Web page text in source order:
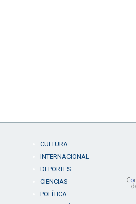
CULTURA
INTERNACIONAL
DEPORTES
CIENCIAS
POLÍTICA